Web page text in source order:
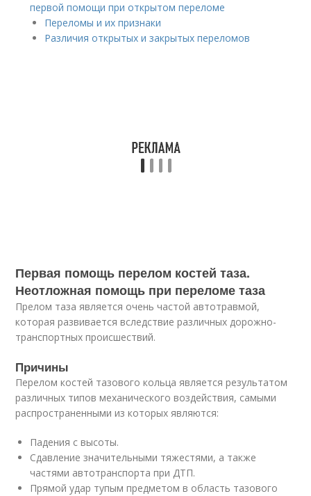
первой помощи при открытом переломе
Переломы и их признаки
Различия открытых и закрытых переломов
Первая помощь перелом костей таза.
Неотложная помощь при переломе таза
Прелом таза является очень частой автотравмой,
которая развивается вследствие различных дорожно-
транспортных происшествий.
Причины
Перелом костей тазового кольца является результатом
различных типов механического воздействия, самыми
распространенными из которых являются:
Падения с высоты.
Сдавление значительными тяжестями, а также
частями автотранспорта при ДТП.
Прямой удар тупым предметом в область тазового